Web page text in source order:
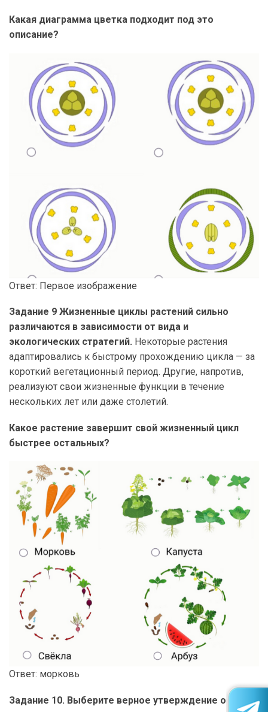
Какая диаграмма цветка подходит под это
описание?
Ответ: Первое изображение
Задание 9 Жизненные циклы растений сильно
различаются в зависимости от вида и
экологических стратегий. Некоторые растения
адаптировались к быстрому прохождению цикла — за
короткий вегетационный период. Другие, напротив,
реализуют свои жизненные функции в течение
нескольких лет или даже столетий.
Какое растение завершит свой жизненный цикл
быстрее остальных?
Ответ: морковь
Задание 10. Выберите верное утверждение о